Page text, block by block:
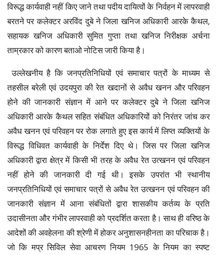
विरूद्ध कार्यवाही नहीं किए जाने तथा पदीय दायित्वों के निर्वहन में लापरवाही
बरतने पर कलेक्टर अरविंद दुबे ने जिला खनिज अधिकारी आरके कैथल,
सहायक खनिज अधिकारी सुमित गुप्ता तथा खनिज निरीक्षक अर्चना
ताम्रकार को कारण बताओ नोटिस जारी किया है।
उल्लेखनीय है कि जनप्रतिनिधियों एवं समाचार पत्रों के माध्यम से
तहसील बरेली एवं उदयपुरा की रेत खदानों से अवैध खनन और परिवहन
होने की जानकारी संज्ञान में आने पर कलेक्टर दुबे ने जिला खनिज
अधिकारी आरके कैथल सहित संबंधित अधिकारियों को निरंतर जांच कर
अवैध खनन एवं परिवहन पर रोक लगाते हुए इस कार्य में लिप्त व्यक्तियों के
विरूद्ध विधिवत कार्यवाही के निर्देश दिए थे। जिस पर जिला खनिज
अधिकारी द्वारा क्षेत्र में किसी भी तरह के अवैध रेत उत्खनन एवं परिवहन
नहीं होने की जानकारी दी गई थी। इसके उपरांत भी स्थानीय
जनप्रतिनिधियों एवं समाचार पत्रों से अवैध रेत उत्खनन एवं परिवहन की
जानकारी संज्ञान में आना संबंधितों द्वारा शासकीय कर्तव्य के प्रति
उदासीनता और गंभीर लापरवाही को प्रदर्शित करता है। साथ ही वरिष्ठ के
आदेशों की अवहेलना की श्रेणी में होकर अनुशासनहीनता का परिचाक है।
जो कि मप्र सिविल सेवा आचरण नियम 1965 के नियम का स्पष्ट